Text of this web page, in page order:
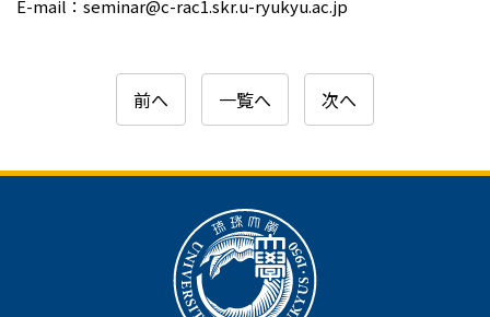
E-mail：seminar@c-rac1.skr.u-ryukyu.ac.jp
前へ 一覧へ 次へ